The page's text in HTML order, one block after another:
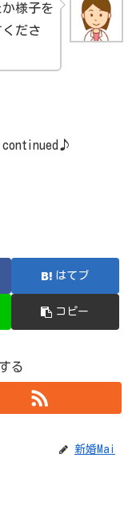
様子を
ださ
continued♪
はてブ
コピー
る
新婚Mai